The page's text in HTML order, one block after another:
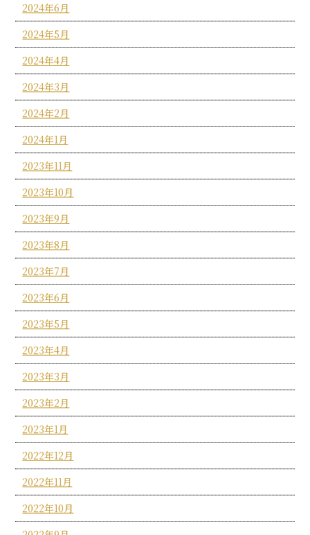
2024年6月
2024年5月
2024年4月
2024年3月
2024年2月
2024年1月
2023年11月
2023年10月
2023年9月
2023年8月
2023年7月
2023年6月
2023年5月
2023年4月
2023年3月
2023年2月
2023年1月
2022年12月
2022年11月
2022年10月